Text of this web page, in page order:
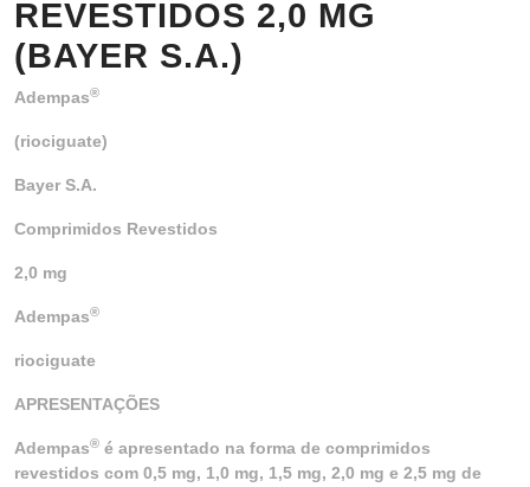
REVESTIDOS 2,0 MG
(BAYER S.A.)
Adempas®
(riociguate)
Bayer S.A.
Comprimidos Revestidos
2,0 mg
Adempas®
riociguate
APRESENTAÇÕES
Adempas® é apresentado na forma de comprimidos
revestidos com 0,5 mg, 1,0 mg, 1,5 mg, 2,0 mg e 2,5 mg de